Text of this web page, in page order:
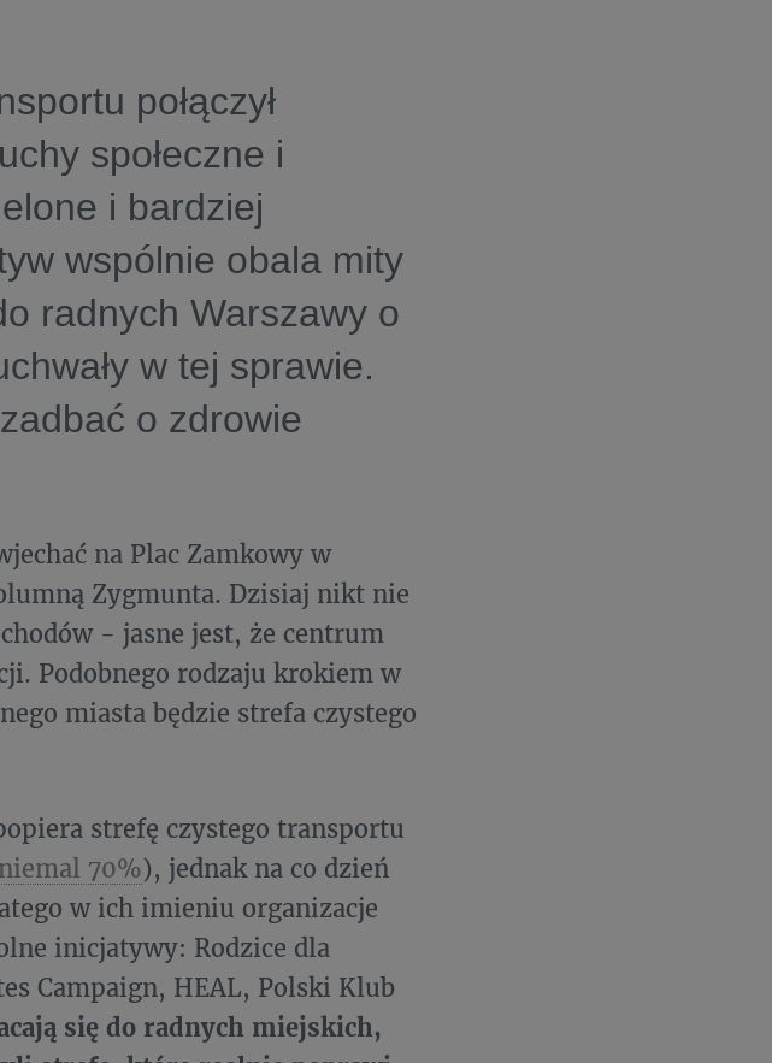
połączył
społeczne i
i bardziej
wspólnie obala mity
radnych Warszawy o
w tej sprawie.
o zdrowie
na Plac Zamkowy w
Zygmunta. Dzisiaj nikt nie
- jasne jest, że centrum
Podobnego rodzaju krokiem w
miasta będzie strefa czystego
strefę czystego transportu
70%), jednak na co dzień
w ich imieniu organizacje
inicjatywy: Rodzice dla
Campaign, HEAL, Polski Klub
się do radnych miejskich,